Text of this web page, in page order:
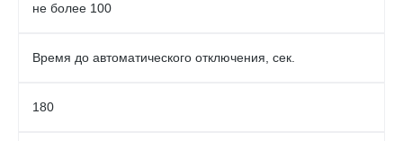
не более 100
Время до автоматического отключения, сек.
180